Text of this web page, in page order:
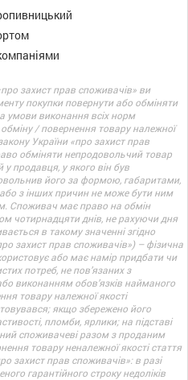
захист прав споживачів» ви
покупки повернути або обміняти
умови виконання всіх норм
/ повернення товару належної
України «про захист прав
обміняти непродовольчий товар
у продавця, у якого він був
його за формою, габаритами,
з інших причин не може бути ним
Споживач має право на обмін
чотирнадцяти днів, не рахуючи дня
в такому значенні згідно
захист прав споживачів») – фізична
або має намір придбати чи
потреб, не пов’язаних з
виконанням обов’язків найманого
товару належної якості
якщо збережено його
пломби, ярлики; на підставі
споживачеві разом з проданим
товару неналежної якості стаття
захист прав споживачів»: в разі
гарантійного строку недоліків